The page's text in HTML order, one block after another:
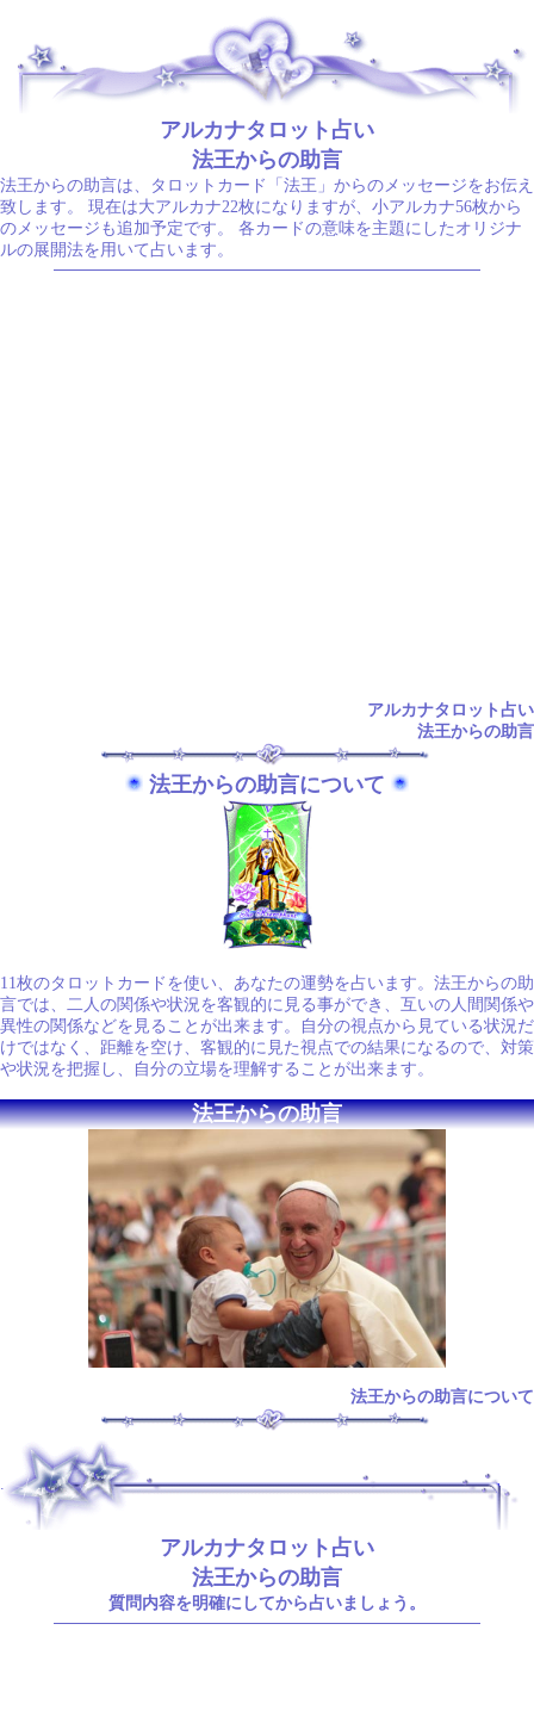
.
アルカナタロット占い
法王からの助言
法王からの助言は、タロットカード「法王」からのメッセージをお伝え
致します。 現在は大アルカナ22枚になりますが、小アルカナ56枚から
のメッセージも追加予定です。 各カードの意味を主題にしたオリジナ
ルの展開法を用いて占います。
アルカナタロット占い
法王からの助言
法王からの助言について
11枚のタロットカードを使い、あなたの運勢を占います。法王からの助
言では、二人の関係や状況を客観的に見る事ができ、互いの人間関係や
異性の関係などを見ることが出来ます。自分の視点から見ている状況だ
けではなく、距離を空け、客観的に見た視点での結果になるので、対策
や状況を把握し、自分の立場を理解することが出来ます。
法王からの助言
法王からの助言について
アルカナタロット占い
法王からの助言
質問内容を明確にしてから占いましょう。